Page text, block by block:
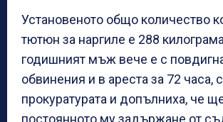
Установеното общо количество
тютюн за наргиле е 288
годишният мъж вече е с
обвинения и в ареста за 72 часа,
прокуратурата и допълниха, че
постоянното му задържане от